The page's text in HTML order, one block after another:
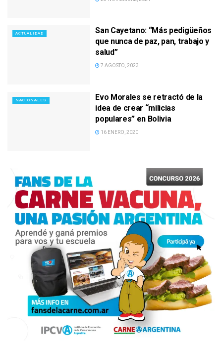
ACTUALIDAD
San Cayetano: “Más pedigüeños
que nunca de paz, pan, trabajo y
salud”
7 AGOSTO, 2023
NACIONALES
Evo Morales se retractó de la
idea de crear “milicias
populares” en Bolivia
16 ENERO, 2020